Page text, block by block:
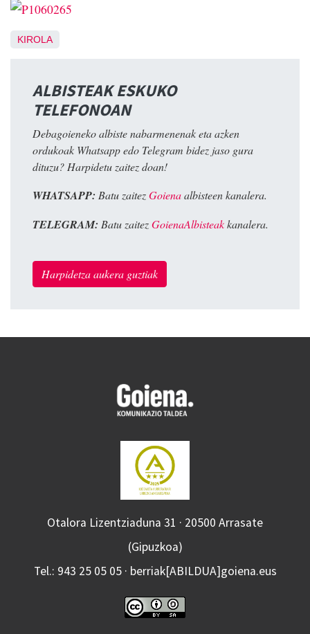
KIROLA
ALBISTEAK ESKUKO
TELEFONOAN
Debagoieneko albiste nabarmenenak eta azken
ordukoak Whatsapp edo Telegram bidez jaso gura
dituzu? Harpidetu zaitez doan!
WHATSAPP: Batu zaitezGoienaalbisteen kanalera.
TELEGRAM: Batu zaitezGoienaAlbisteakkanalera.
Harpidetza aukera guztiak
Otalora Lizentziaduna 31 · 20500 Arrasate
(Gipuzkoa)
Tel.: 943 25 05 05 · berriak[ABILDUA]goiena.eus